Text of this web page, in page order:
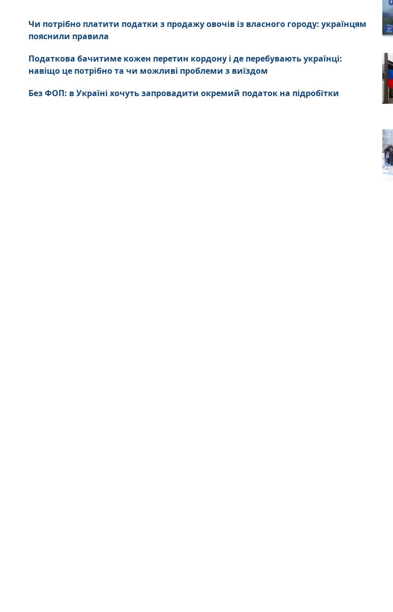
Чи потрібно платити податки з продажу овочів із власного городу: українцям
пояснили правила
Податкова бачитиме кожен перетин кордону і де перебувають українці:
навіщо це потрібно та чи можливі проблеми з виїздом
Без ФОП: в Україні хочуть запровадити окремий податок на підробітки